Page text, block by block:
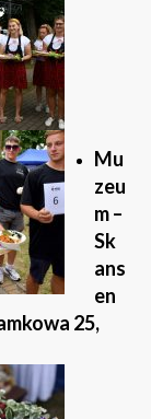
Mu
zeu
m –
Sk
ans
en
25,